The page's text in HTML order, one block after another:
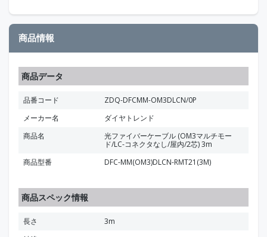
商品情報
商品データ
品番コード
ZDQ-DFCMM-OM3DLCN/0P
メーカー名
ダイヤトレンド
商品名
光ファイバーケーブル (OM3マルチモー
ド/LC-コネクタなし/屋内/2芯) 3m
商品型番
DFC-MM(OM3)DLCN-RMT21(3M)
商品スペック情報
長さ
3m